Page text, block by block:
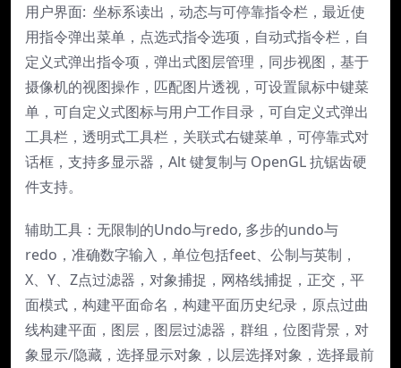
用户界面: 坐标系读出，动态与可停靠指令栏，最近使
用指令弹出菜单，点选式指令选项，自动式指令栏，自
定义式弹出指令项，弹出式图层管理，同步视图，基于
摄像机的视图操作，匹配图片透视，可设置鼠标中键菜
单，可自定义式图标与用户工作目录，可自定义式弹出
工具栏，透明式工具栏，关联式右键菜单，可停靠式对
话框，支持多显示器，Alt 键复制与 OpenGL 抗锯齿硬
件支持。
辅助工具：无限制的Undo与redo, 多步的undo与
redo，准确数字输入，单位包括feet、公制与英制，
X、Y、Z点过滤器，对象捕捉，网格线捕捉，正交，平
面模式，构建平面命名，构建平面历史纪录，原点过曲
线构建平面，图层，图层过滤器，群组，位图背景，对
象显示/隐藏，选择显示对象，以层选择对象，选择最前